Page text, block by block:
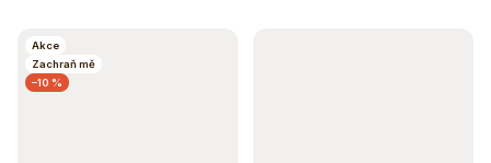
Akce
Zachraň mě
–10 %